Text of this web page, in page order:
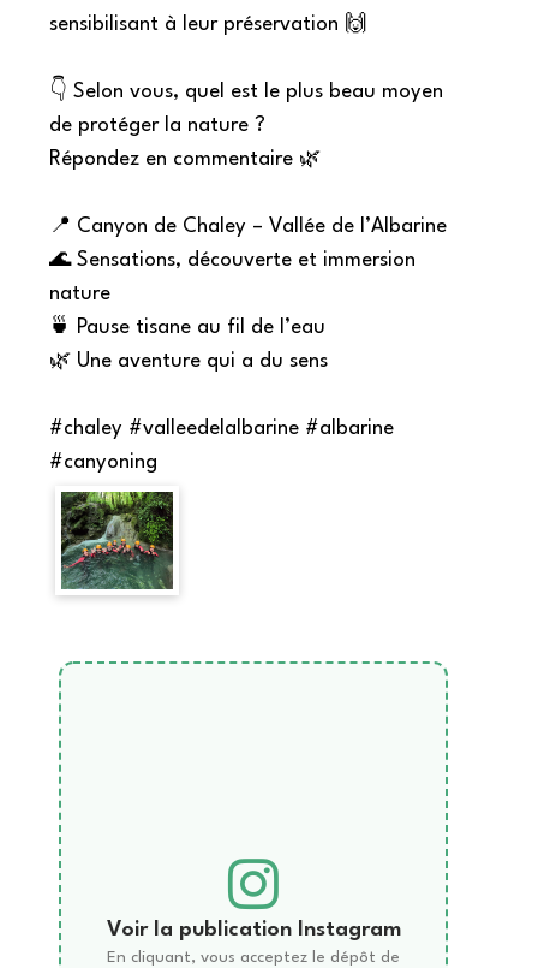
sensibilisant à leur préservation 🙌
👇 Selon vous, quel est le plus beau moyen
de protéger la nature ?
Répondez en commentaire 🌿
📍 Canyon de Chaley – Vallée de l’Albarine
🌊 Sensations, découverte et immersion
nature
🍵 Pause tisane au fil de l’eau
🌿 Une aventure qui a du sens
#chaley #valleedelalbarine #albarine
#canyoning
Voir la publication Instagram
En cliquant, vous acceptez le dépôt de